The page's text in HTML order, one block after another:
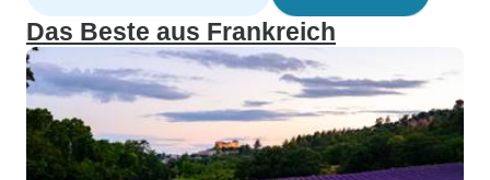
Das Beste aus Frankreich